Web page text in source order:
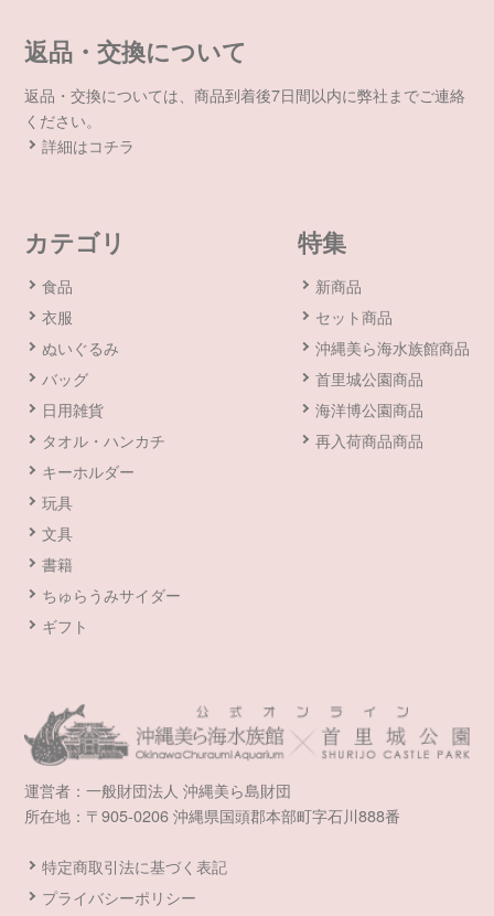
返品・交換について
返品・交換については、商品到着後7日間以内に弊社までご連絡
ください。
詳細はコチラ
カテゴリ
食品
衣服
ぬいぐるみ
バッグ
日用雑貨
タオル・ハンカチ
キーホルダー
玩具
文具
書籍
ちゅらうみサイダー
ギフト
特集
新商品
セット商品
沖縄美ら海水族館商品
首里城公園商品
海洋博公園商品
再入荷商品商品
運営者：一般財団法人 沖縄美ら島財団
所在地：〒905-0206 沖縄県国頭郡本部町字石川888番
特定商取引法に基づく表記
プライバシーポリシー